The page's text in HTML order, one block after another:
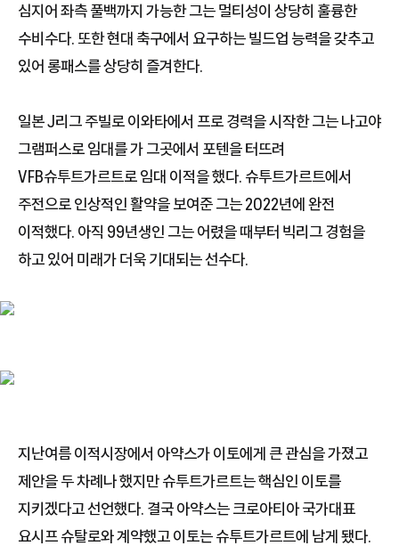
심지어 좌측 풀백까지 가능한 그는 멀티성이 상당히 훌륭한
수비수다. 또한 현대 축구에서 요구하는 빌드업 능력을 갖추고
있어 롱패스를 상당히 즐겨한다.
일본 J리그 주빌로 이와타에서 프로 경력을 시작한 그는 나고야
그램퍼스로 임대를 가 그곳에서 포텐을 터뜨려
VFB슈투트가르트로 임대 이적을 했다. 슈투트가르트에서
주전으로 인상적인 활약을 보여준 그는 2022년에 완전
이적했다. 아직 99년생인 그는 어렸을 때부터 빅리그 경험을
하고 있어 미래가 더욱 기대되는 선수다.
지난여름 이적시장에서 아약스가 이토에게 큰 관심을 가졌고
제안을 두 차례나 했지만 슈투트가르트는 핵심인 이토를
지키겠다고 선언했다. 결국 아약스는 크로아티아 국가대표
요시프 슈탈로와 계약했고 이토는 슈투트가르트에 남게 됐다.